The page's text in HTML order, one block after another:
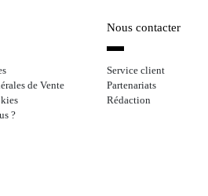
de Vente
?
Nous contacter
Service client
Partenariats
Rédaction